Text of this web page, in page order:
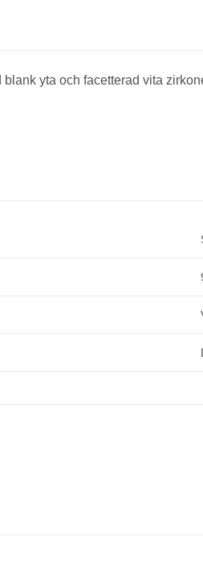
yta och facetterad vita